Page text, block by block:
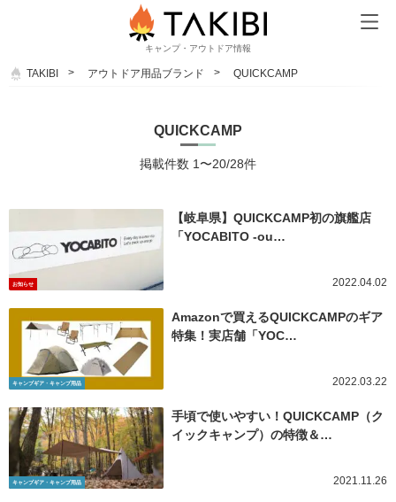
キャンプ・アウトドア情報
TAKIBI アウトドア用品ブランド QUICKCAMP
QUICKCAMP
掲載件数 1〜20/28件
お知らせ
【岐阜県】QUICKCAMP初の旗艦店
「YOCABITO -ou…
2022.04.02
キャンプギア・キャンプ用品
Amazonで買えるQUICKCAMPのギア
特集！実店舗「YOC…
2022.03.22
キャンプギア・キャンプ用品
手頃で使いやすい！QUICKCAMP（ク
イックキャンプ）の特徴＆…
2021.11.26